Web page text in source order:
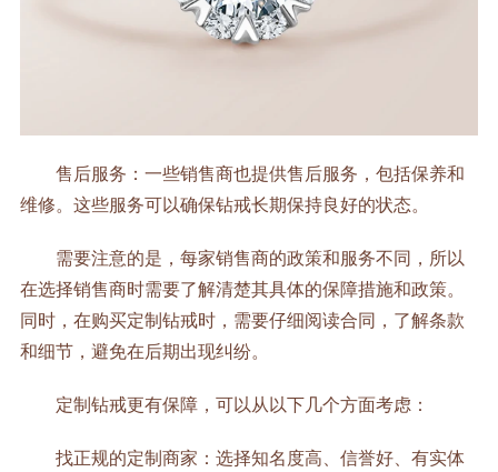
售后服务：一些销售商也提供售后服务，包括保养和
维修。这些服务可以确保钻戒长期保持良好的状态。
需要注意的是，每家销售商的政策和服务不同，所以
在选择销售商时需要了解清楚其具体的保障措施和政策。
同时，在购买定制钻戒时，需要仔细阅读合同，了解条款
和细节，避免在后期出现纠纷。
定制钻戒更有保障，可以从以下几个方面考虑：
找正规的定制商家：选择知名度高、信誉好、有实体